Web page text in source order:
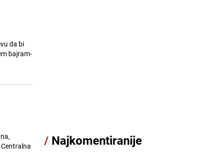
da bi
bajram-
Novog
BOSNA I HERCEGOVINA
/ Najkomentiranije